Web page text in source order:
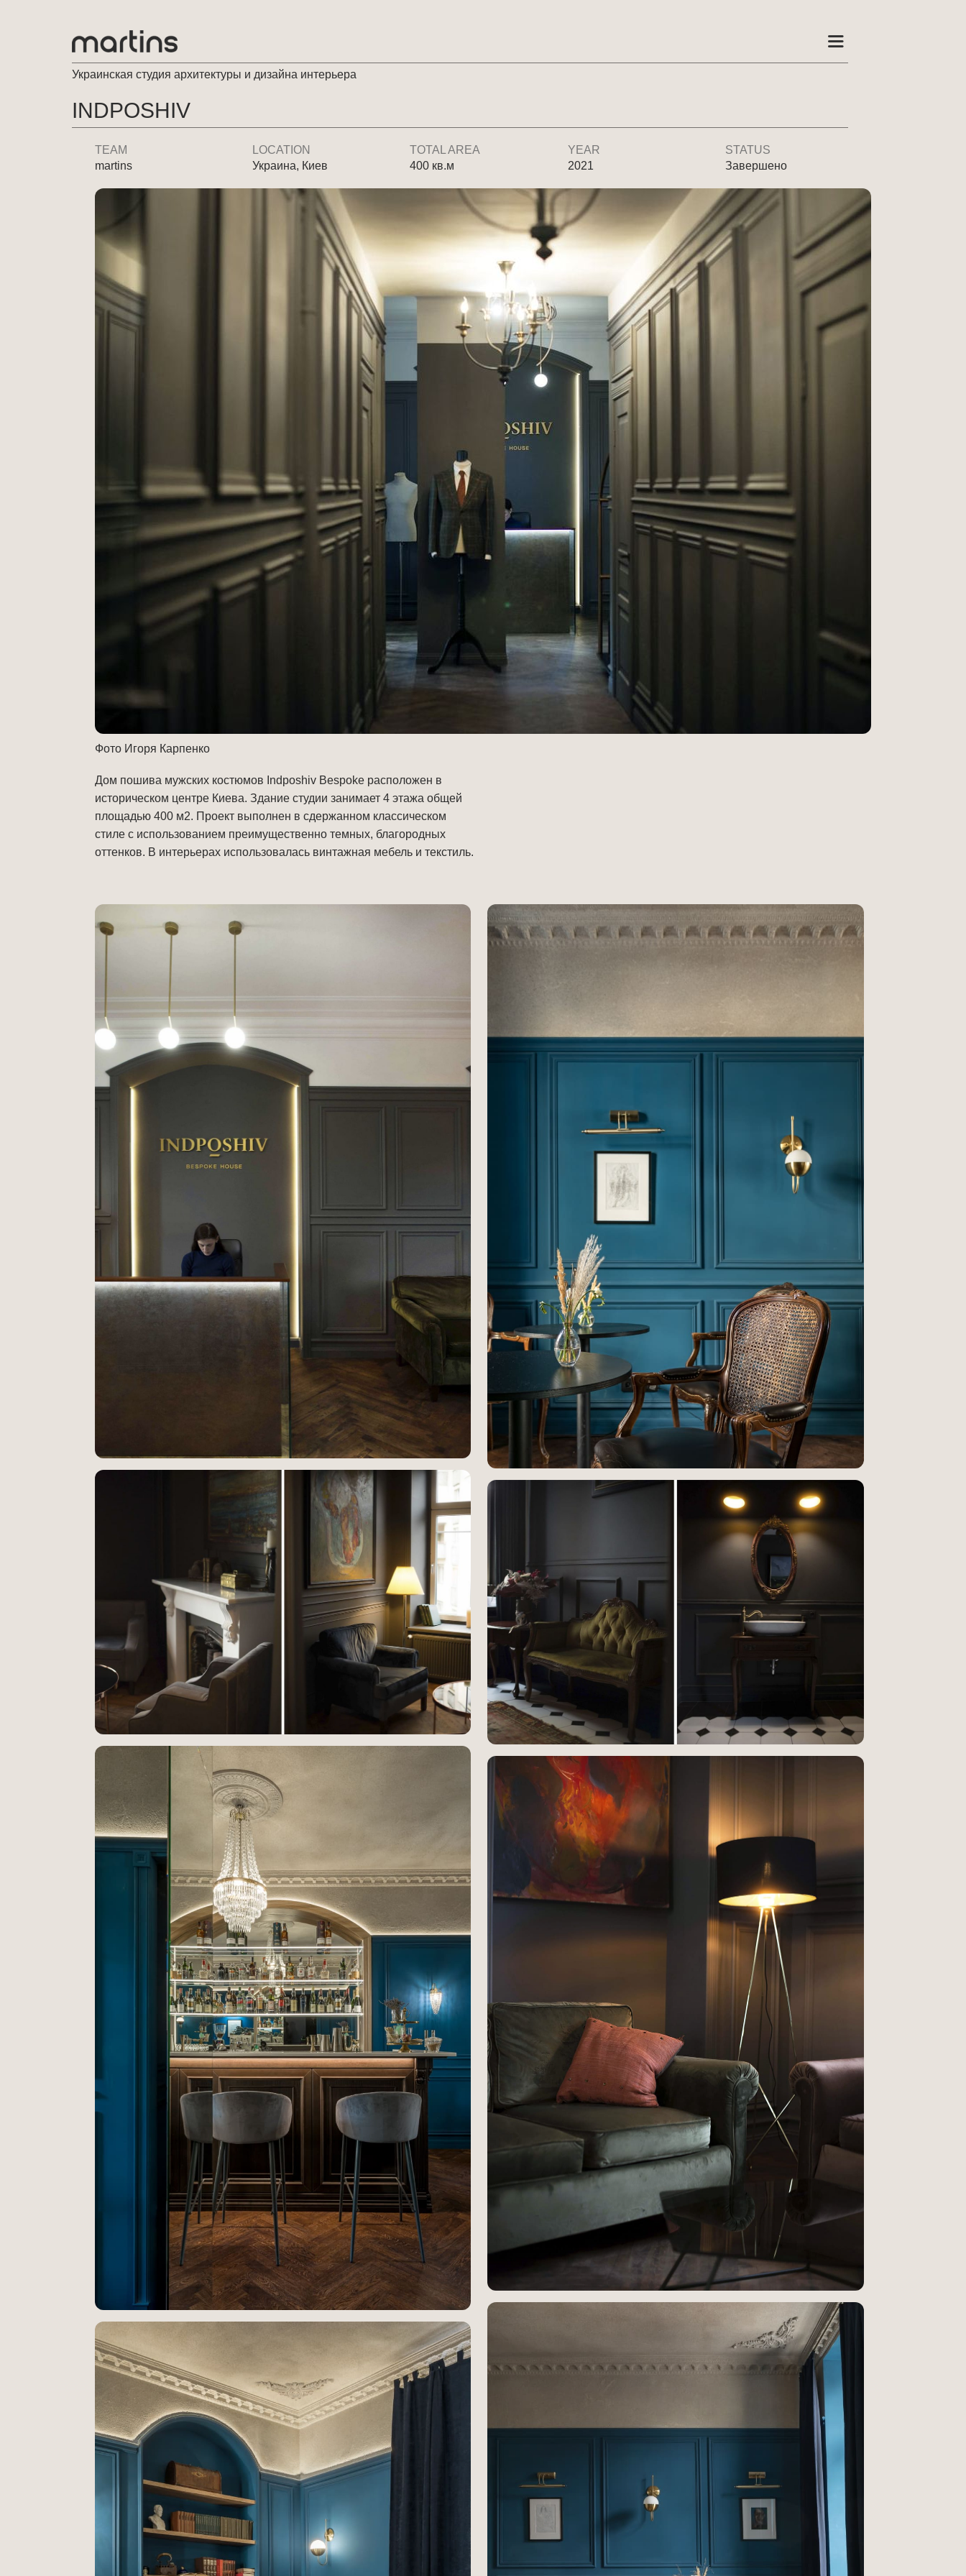
Украинская студия архитектуры и дизайна интерьера
INDPOSHIV
TEAM
martins
LOCATION
Украина, Киев
TOTAL AREA
400 кв.м
YEAR
2021
STATUS
Завершено
Фото Игоря Карпенко
Дом пошива мужских костюмов Indposhiv Bespoke расположен в
историческом центре Киева. Здание студии занимает 4 этажа общей
площадью 400 м2. Проект выполнен в сдержанном классическом
стиле с использованием преимущественно темных, благородных
оттенков. В интерьерах использовалась винтажная мебель и текстиль.